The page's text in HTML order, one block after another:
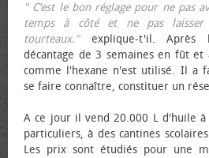
" C’est le bon réglage pour ne pas
temps à côté et ne pas laisser
tourteaux."explique-t'il. Après
décantage de 3 semaines en fût
comme l'hexane n'est utilisé. Il a
se faire connaître, constituer un
A ce jour il vend 20.000 L d'huile à
particuliers, à des cantines
Les prix sont étudiés pour une